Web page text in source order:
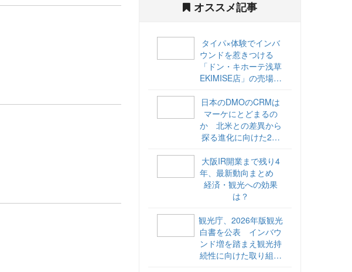
オススメ記事
タイパ×体験でインバ
ウンドを惹きつける
「ドン・キホーテ浅草
EKIMISE店」の売場づ
日本のDMOのCRMは
マーケにとどまるの
か 北米との差異から
探る進化に向けた2ス
海外DMOのリアル
vol.6】
大阪IR開業まで残り4
年、最新動向まとめ
経済・観光への効果
は？
観光庁、2026年版観光
白書を公表 インバウ
ンド増を踏まえ観光持
続性に向けた取り組み